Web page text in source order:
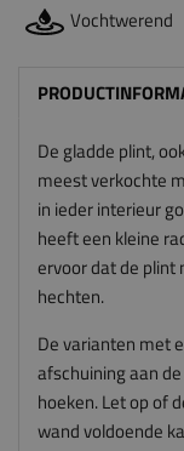
Vochtwerend
De gladde plint,
meest verkochte
in ieder interieur
heeft een kleine
ervoor dat de plint
hechten.
De varianten met
afschuining aan
hoeken. Let op of
wand voldoende